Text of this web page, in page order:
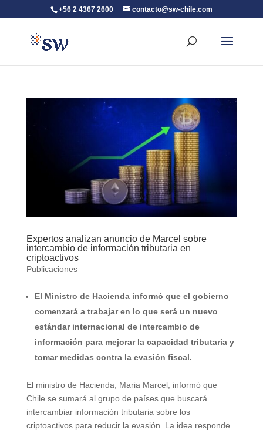
+56 2 4367 2600 contacto@sw-chile.com
Expertos analizan anuncio de Marcel sobre
intercambio de información tributaria en
criptoactivos
Publicaciones
El Ministro de Hacienda informó que el gobierno
comenzará a trabajar en lo que será un nuevo
estándar internacional de intercambio de
información para mejorar la capacidad tributaria y
tomar medidas contra la evasión fiscal.
El ministro de Hacienda, Maria Marcel, informó que
Chile se sumará al grupo de países que buscará
intercambiar información tributaria sobre los
criptoactivos para reducir la evasión. La idea responde